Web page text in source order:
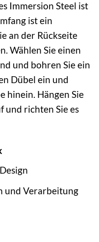
Immersion Steel ist
ist ein
an der Rückseite
Wählen Sie einen
und bohren Sie ein
Dübel ein und
hinein. Hängen Sie
und richten Sie es
und Verarbeitung